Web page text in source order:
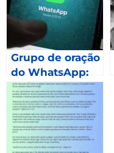
Grupo de oração
do WhatsApp:
Como fazer
parte?